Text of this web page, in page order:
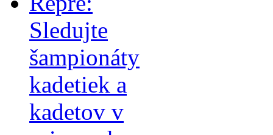
Sledujte
šampionáty
kadetiek a
kadetov v